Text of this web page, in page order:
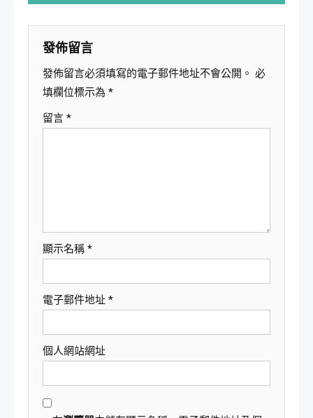
覽
發佈留言
發佈留言必須填寫的電子郵件地址不會公開。 必
填欄位標示為 *
留言 *
顯示名稱 *
電子郵件地址 *
個人網站網址